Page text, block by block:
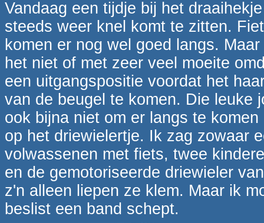
Vandaag een tijdje bij het
steeds weer knel komt te zitten.
komen er nog wel goed langs.
het niet of met zeer veel moeite
een uitgangspositie voordat het
van de beugel te komen. Die leuke
ook bijna niet om er langs te
op het driewielertje. Ik zag zowaar
volwassenen met fiets, twee
en de gemotoriseerde driewieler
z'n alleen liepen ze klem. Maar ik
beslist een band schept.